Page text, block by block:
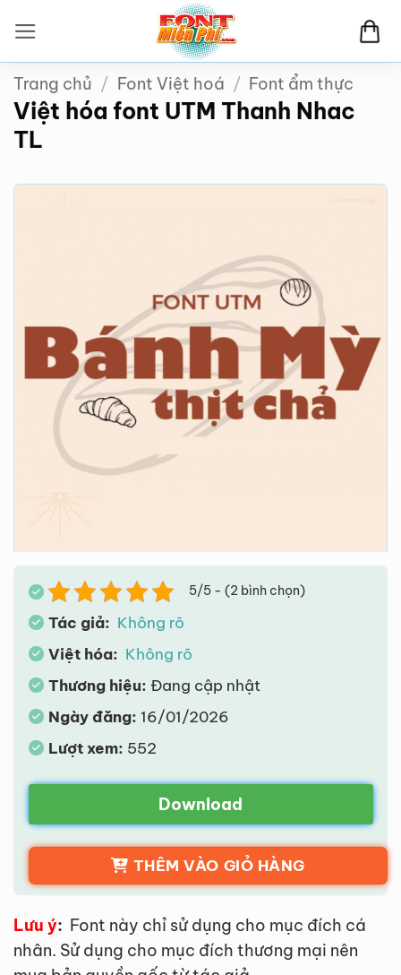
qua
nội
dung
Trang chủ / Font Việt hoá / Font ẩm thực
Việt hóa font UTM Thanh Nhac
TL
5/5 - (2 bình chọn)
Tác giả: Không rõ
Việt hóa: Không rõ
Thương hiệu: Đang cập nhật
Ngày đăng: 16/01/2026
Lượt xem: 552
Download
THÊM VÀO GIỎ HÀNG
Lưu ý: Font này chỉ sử dụng cho mục đích cá
nhân. Sử dụng cho mục đích thương mại nên